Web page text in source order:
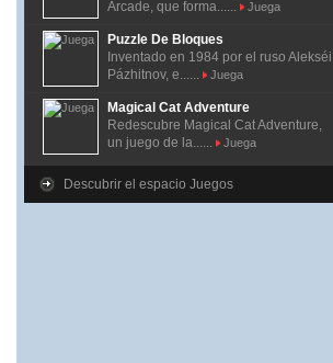
Arcade, que forma......
Juega
Puzzle De Bloques
Inventado en 1984 por el ruso Alekséi
Pázhitnov, e......
Juega
Magical Cat Adventure
Redescubre Magical Cat Adventure,
un juego de la......
Juega
Descubrir el espacio Juegos